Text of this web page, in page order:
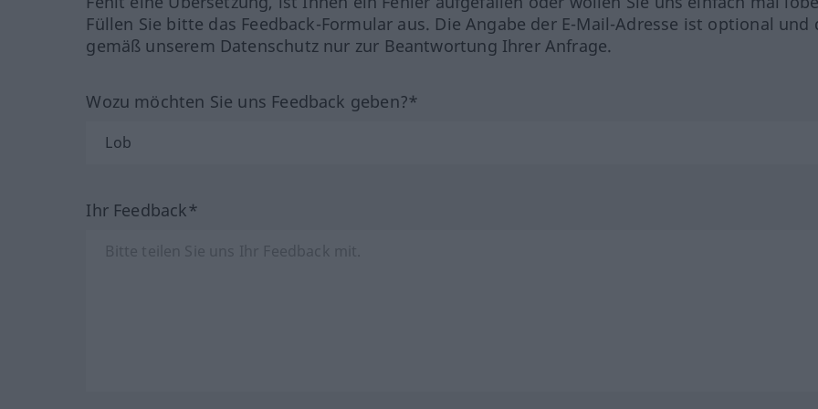
Füllen Sie bitte das Feedback-Formular aus. Die Angabe der E-Mail-Adresse ist optional und
gemäß unserem Datenschutz nur zur Beantwortung Ihrer Anfrage.
Wozu möchten Sie uns Feedback geben?*
Ihr Feedback*